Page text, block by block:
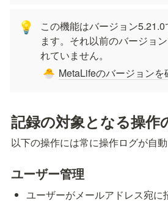
💡
この機能はバージョン
ます。それ以前のバージョ
れていません。
🐣 MetaLifeのバージョンを
記録の対象となる操作
以下の操作には常に操作ログが自動
ユーザー管理
ユーザーがメールアドレス宛に